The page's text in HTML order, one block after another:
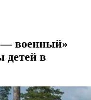
— военный»
детей в